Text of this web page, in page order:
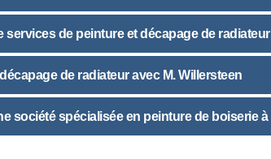
services de peinture et décapage de
de radiateur avec M. Willersteen
société spécialisée en peinture de boiserie